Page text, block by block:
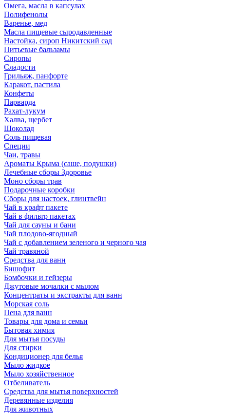
Омега, масла в капсулах
Полифенолы
Варенье, мед
Масла пищевые сыродавленные
Настойка, сироп Никитский сад
Питьевые бальзамы
Сиропы
Сладости
Грильяж, панфорте
Каракот, пастила
Конфеты
Парварда
Рахат-лукум
Халва, щербет
Шоколад
Соль пищевая
Специи
Чаи, травы
Ароматы Крыма (саше, подушки)
Лечебные сборы Здоровье
Моно сборы трав
Подарочные коробки
Сборы для настоек, глинтвейн
Чай в крафт пакете
Чай в фильтр пакетах
Чай для сауны и бани
Чай плодово-ягодный
Чай с добавлением зеленого и черного чая
Чай травяной
Средства для ванн
Бишофит
Бомбочки и гейзеры
Джутовые мочалки с мылом
Концентраты и экстракты для ванн
Морская соль
Пена для ванн
Товары для дома и семьи
Бытовая химия
Для мытья посуды
Для стирки
Кондиционер для белья
Мыло жидкое
Мыло хозяйственное
Отбеливатель
Средства для мытья поверхностей
Деревянные изделия
Для животных